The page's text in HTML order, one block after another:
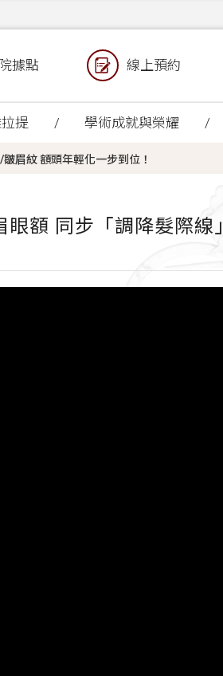
據點 線上預約
提 學術成就與榮耀
眉紋 額頭年輕化一步到位！
額 同步「調降髮際線